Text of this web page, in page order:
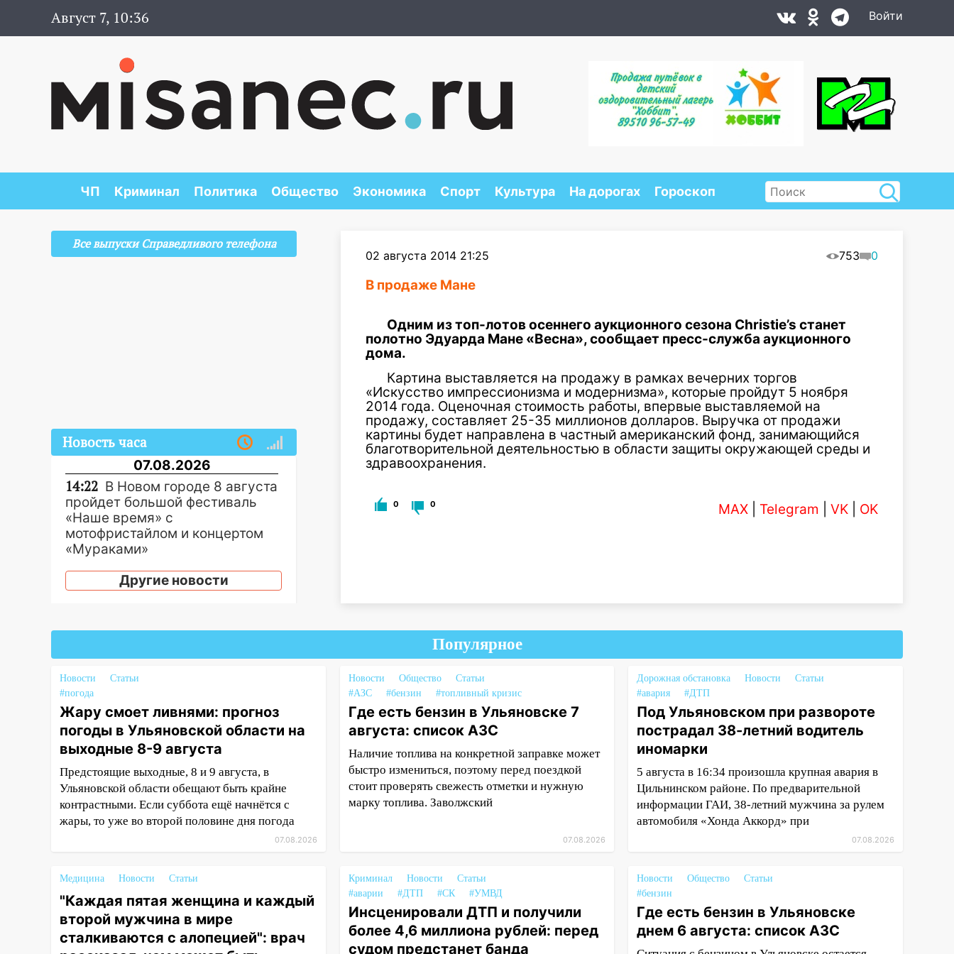
Август 7, 10:36 Войти
ЧП Криминал Политика Общество Экономика Спорт Культура На дорогах Гороскоп
02 августа 2014 21:25 753 0
В продаже Мане
Одним из топ-лотов осеннего аукционного сезона Christie’s станет
полотно Эдуарда Мане «Весна», сообщает пресс-служба аукционного
дома.
Картина выставляется на продажу в рамках вечерних торгов
«Искусство импрессионизма и модернизма», которые пройдут 5 ноября
2014 года. Оценочная стоимость работы, впервые выставляемой на
продажу, составляет 25-35 миллионов долларов. Выручка от продажи
картины будет направлена в частный американский фонд, занимающийся
благотворительной деятельностью в области защиты окружающей среды и
здравоохранения.
0 0 MAX Telegram VK OK
Все выпуски Справедливого телефона
Новость часа
07.08.2026
14:22 В Новом городе 8 августа
пройдет большой фестиваль
«Наше время» с
мотофристайлом и концертом
«Мураками»
14:04 Жару смоет ливнями:
прогноз погоды в Ульяновской
транспортные
полицейские проведут акцию
«Час пассажира»
13:20 В Ульяновске за один
день обокрали женщину на
пляже и подростка в сквере
13:01 В Димитровграде
мужчина выбросил из машины
страйкбольную гранату: его
задержали
непогода: град и шквал до 27
м/с
12:31 Ульяновец хотел купить
иномарку из Европы и потерял
Другие новости
Популярное
Новости
Статьи
#погода
Жару смоет ливнями: прогноз
погоды в Ульяновской области на
выходные 8-9 августа
Предстоящие выходные, 8 и 9 августа, в
Ульяновской области обещают быть крайне
контрастными. Если суббота ещё начнётся с
жары, то уже во второй половине дня погода
07.08.2026
Новости Общество
Статьи
#АЗС
#бензин #топливный кризис
Где есть бензин в Ульяновске 7
августа: список АЗС
Наличие топлива на конкретной заправке может
быстро измениться, поэтому перед поездкой
стоит проверять свежесть отметки и нужную
марку топлива. Заволжский
07.08.2026
Дорожная обстановка Новости
Статьи
#авария
#ДТП
Под Ульяновском при развороте
пострадал 38-летний водитель
иномарки
5 августа в 16:34 произошла крупная авария в
Цильнинском районе. По предварительной
информации ГАИ, 38-летний мужчина за рулем
автомобиля «Хонда Аккорд» при
07.08.2026
Медицина Новости Статьи
"Каждая пятая женщина и каждый
второй мужчина в мире
сталкиваются с алопецией": врач
Криминал Новости
Статьи
#аварии
#ДТП #СК #УМВД
Инсценировали ДТП и получили
более 4,6 миллиона рублей: перед
судом предстанет банда
Новости Общество
Статьи
#бензин
Где есть бензин в Ульяновске
днем 6 августа: список АЗС